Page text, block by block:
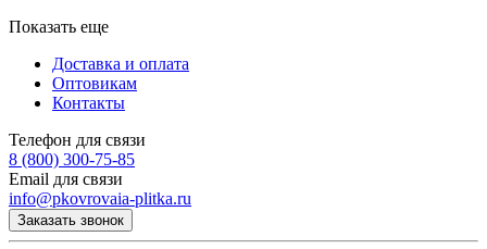
Показать еще
Доставка и оплата
Оптовикам
Контакты
Телефон для связи
8 (800) 300-75-85
Email для связи
info@pkovrovaia-plitka.ru
Заказать звонок